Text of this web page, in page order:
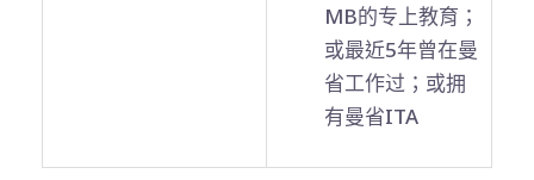
MB的专上教育；
或最近5年曾在曼
省工作过；或拥
有曼省ITA